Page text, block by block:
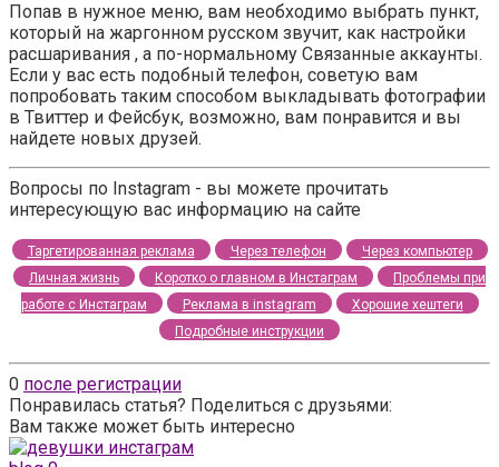
Попав в нужное меню, вам необходимо выбрать пункт,
который на жаргонном русском звучит, как настройки
расшаривания , а по-нормальному Связанные аккаунты.
Если у вас есть подобный телефон, советую вам
попробовать таким способом выкладывать фотографии
в Твиттер и Фейсбук, возможно, вам понравится и вы
найдете новых друзей.
Вопросы по Instagram - вы можете прочитать
интересующую вас информацию на сайте
Таргетированная реклама Через телефон
Через компьютер
Личная жизнь
Коротко о главном в Инстаграм
Проблемы при
работе с Инстаграм
Реклама в instagram
Хорошие хештеги
Подробные инструкции
0 после регистрации
Понравилась статья? Поделиться с друзьями:
Вам также может быть интересно